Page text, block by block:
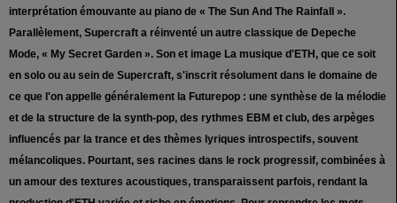
interprétation émouvante au piano de « The Sun And The Rainfall ».
Parallèlement, Supercraft a réinventé un autre classique de Depeche
Mode, « My Secret Garden ». Son et image La musique d'ETH, que ce soit
en solo ou au sein de Supercraft, s'inscrit résolument dans le domaine de
ce que l'on appelle généralement la Futurepop : une synthèse de la mélodie
et de la structure de la synth-pop, des rythmes EBM et club, des arpèges
influencés par la trance et des thèmes lyriques introspectifs, souvent
mélancoliques. Pourtant, ses racines dans le rock progressif, combinées à
un amour des textures acoustiques, transparaissent parfois, rendant la